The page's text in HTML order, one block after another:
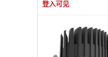
登入可见